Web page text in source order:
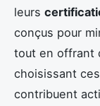
leurs
conçus pour
tout en offrant
choisissant
contribuent